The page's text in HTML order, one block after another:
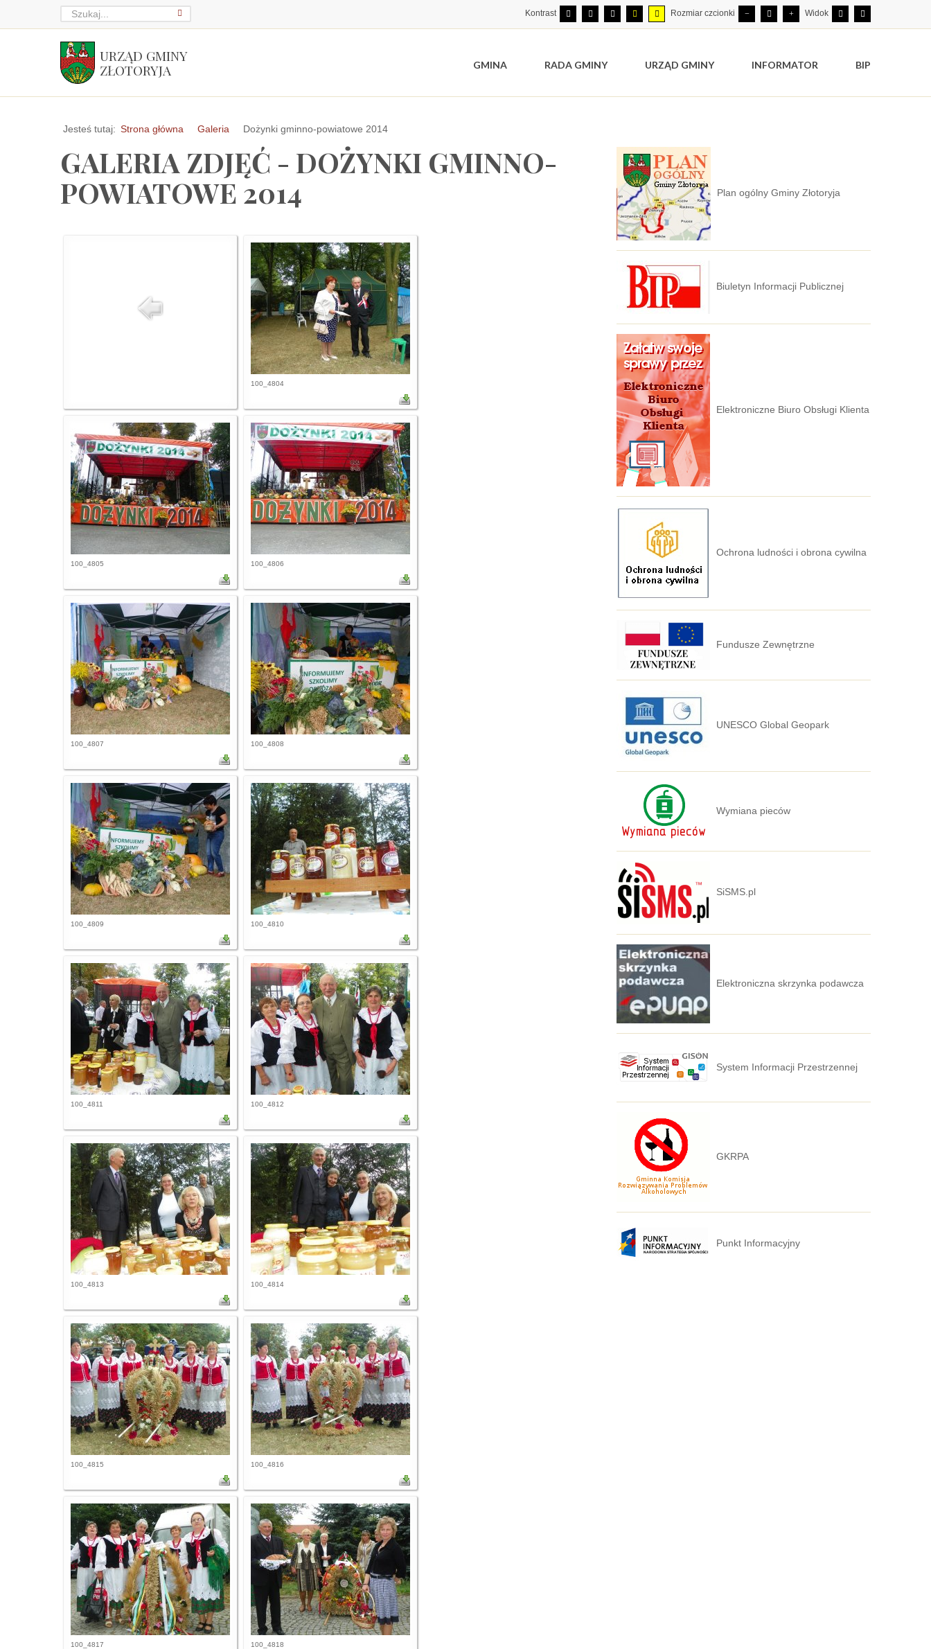
Kontrast Rozmiar czcionki Widok
URZĄD GMINY
ZŁOTORYJA
GMINA RADA GMINY URZĄD GMINY INFORMATOR BIP
Jesteś tutaj: Strona główna Galeria Dożynki gminno-powiatowe 2014
GALERIA ZDJĘĆ - DOŻYNKI GMINNO-
POWIATOWE 2014
100_4804
100_4805 100_4806
100_4807 100_4808
100_4809 100_4810
100_4811 100_4812
100_4813 100_4814
100_4815 100_4816
100_4817 100_4818
Plan ogólny Gminy Złotoryja
Biuletyn Informacji Publicznej
Elektroniczne Biuro Obsługi Klienta
Ochrona ludności i obrona cywilna
Fundusze Zewnętrzne
UNESCO Global Geopark
Wymiana pieców
SiSMS.pl
Elektroniczna skrzynka podawcza
System Informacji Przestrzennej
GKRPA
Punkt Informacyjny